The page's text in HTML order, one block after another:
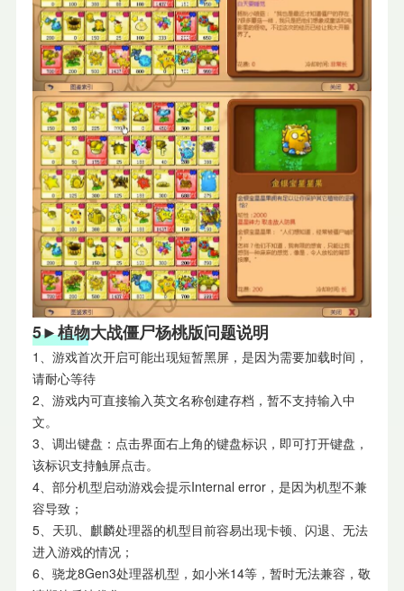
5►植物大战僵尸杨桃版问题说明
1、游戏首次开启可能出现短暂黑屏，是因为需要加载时间，
请耐心等待
2、游戏内可直接输入英文名称创建存档，暂不支持输入中
文。
3、调出键盘：点击界面右上角的键盘标识，即可打开键盘，
该标识支持触屏点击。
4、部分机型启动游戏会提示Internal error，是因为机型不兼
容导致；
5、天玑、麒麟处理器的机型目前容易出现卡顿、闪退、无法
进入游戏的情况；
6、骁龙8Gen3处理器机型，如小米14等，暂时无法兼容，敬